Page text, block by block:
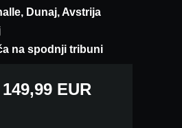
Dunaj, Avstrija
na spodnji tribuni
EUR